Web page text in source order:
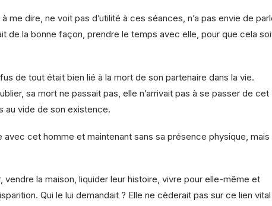
me dire, ne voit pas d’utilité à ces séances, n’a pas envie de
de la bonne façon, prendre le temps avec elle, pour que cela
de tout était bien lié à la mort de son partenaire dans la vie.
sa mort ne passait pas, elle n’arrivait pas à se passer de cet
au vide de son existence.
avec cet homme et maintenant sans sa présence physique, mais
la maison, liquider leur histoire, vivre pour elle-même et
Qui le lui demandait ? Elle ne cèderait pas sur ce lien